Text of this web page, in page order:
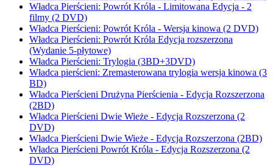
Władca Pierścieni: Powrót Króla - Limitowana Edycja - 2
filmy (2 DVD)
Władca Pierścieni: Powrót Króla - Wersja kinowa (2 DVD)
Władca Pierścieni: Powrót Króla Edycja rozszerzona
(Wydanie 5-płytowe)
Władca Pierścieni: Trylogia (3BD+3DVD)
Władca pierścieni: Zremasterowana trylogia wersja kinowa (3
BD)
Władca Pierścieni Drużyna Pierścienia - Edycja Rozszerzona
(2BD)
Władca Pierścieni Dwie Wieże - Edycja Rozszerzona (2
DVD)
Władca Pierścieni Dwie Wieże - Edycja Rozszerzona (2BD)
Władca Pierścieni Powrót Króla - Edycja Rozszerzona (2
DVD)